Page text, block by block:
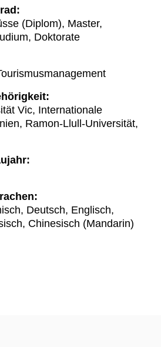
(Diplom), Master,
Doktorate
Vic, Internationale
Ramon-Llull-Universität,
Deutsch, Englisch,
Chinesisch (Mandarin)